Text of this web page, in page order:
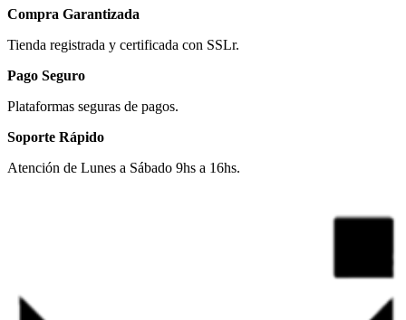
Compra Garantizada
Tienda registrada y certificada con SSLr.
Pago Seguro
Plataformas seguras de pagos.
Soporte Rápido
Atención de Lunes a Sábado 9hs a 16hs.